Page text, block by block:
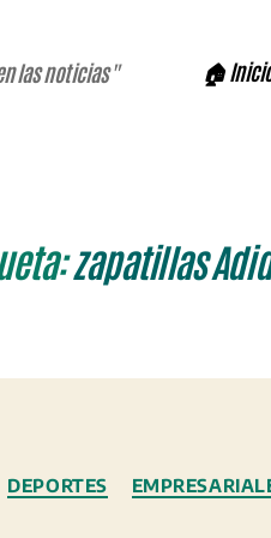
las noticias" 🏠
zapatillas
Categorías
DEPORTES